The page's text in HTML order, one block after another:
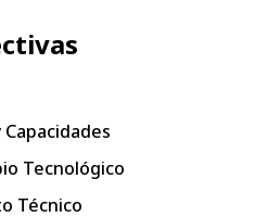
Capacidades
Tecnológico
Técnico